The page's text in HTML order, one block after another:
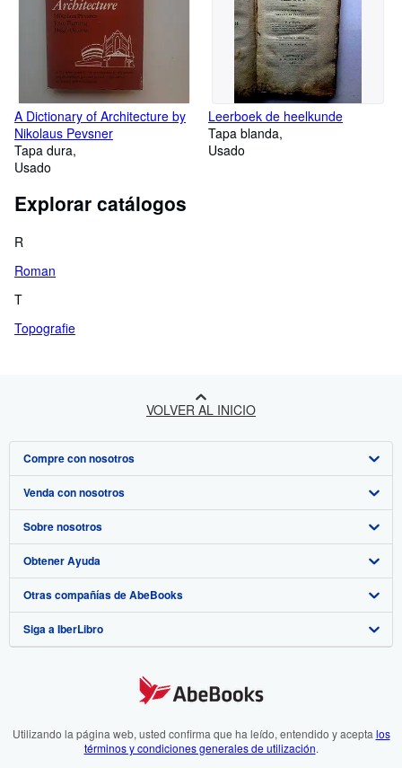
A Dictionary of Architecture by
Nikolaus Pevsner
Tapa dura
Usado
Leerboek de heelkunde
Tapa blanda
Usado
Explorar catálogos
R
Roman
T
Topografie
VOLVER AL INICIO
Compre con nosotros
Búsqueda avanzada
Colecciones
Mi cuenta
Mis pedidos
Ver carrito
Venda con nosotros
Comenzar a vender
Únase a nuestro programa de afiliados
Recomiende un vendedor
Sobre nosotros
Sobre IberLibro
Medios
Empleo
Preferencias de cookies
Aviso de cookies
Obtener Ayuda
Preguntas frecuentes y guías
Atención al Cliente
Otras compañías de AbeBooks
AbeBooks.com
AbeBooks.fr
Siga a IberLibro
Utilizando la página web, usted confirma que ha leído, entendido y acepta los
términos y condiciones generales de utilización.